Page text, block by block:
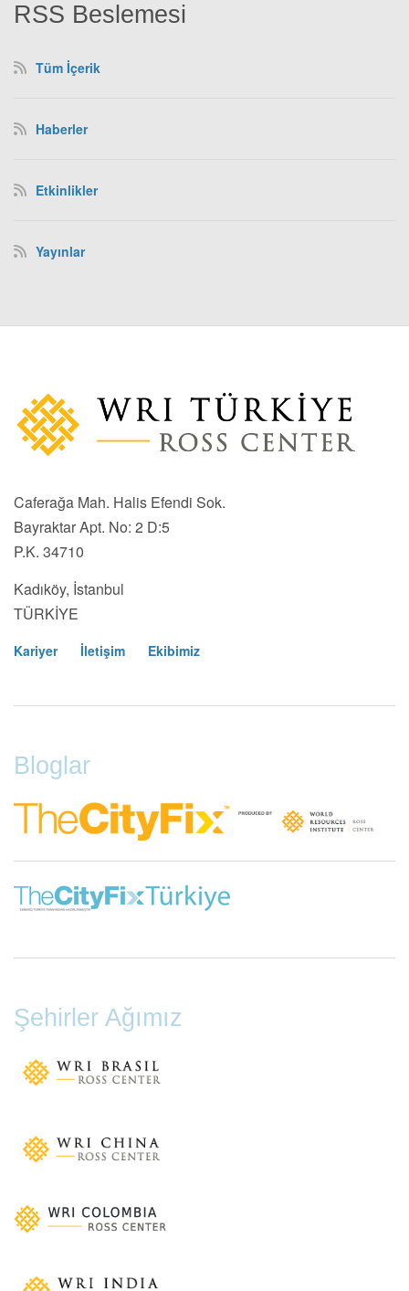
RSS Beslemesi
Tüm İçerik
Haberler
Etkinlikler
Yayınlar
Bloglar
Şehirler Ağımız
Caferağa Mah. Halis Efendi Sok.
Bayraktar Apt. No: 2 D:5
P.K. 34710
Kadıköy, İstanbul
TÜRKİYE
Kariyer İletişim Ekibimiz